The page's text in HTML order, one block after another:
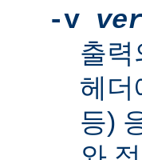
-v
출
헤더
등)